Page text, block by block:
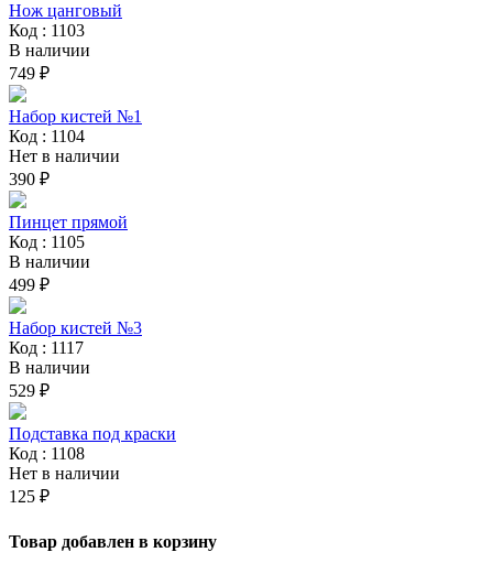
Нож цанговый
Код : 1103
В наличии
749 ₽
Набор кистей №1
Код : 1104
Нет в наличии
390 ₽
Пинцет прямой
Код : 1105
В наличии
499 ₽
Набор кистей №3
Код : 1117
В наличии
529 ₽
Подставка под краски
Код : 1108
Нет в наличии
125 ₽
Товар добавлен в корзину